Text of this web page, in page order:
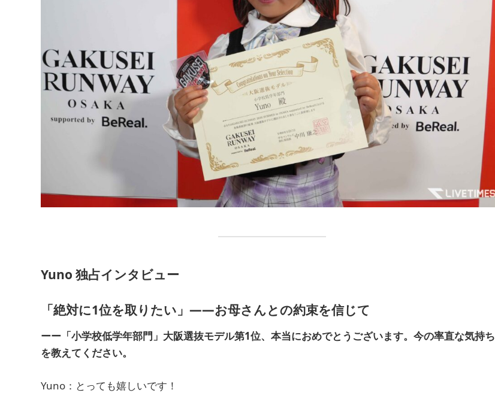
Yuno 独占インタビュー
「絶対に1位を取りたい」——お母さんとの約束を信じて
ーー「小学校低学年部門」大阪選抜モデル第1位、本当におめでとうございます。今の率直な気持ち
を教えてください。
Yuno：とっても嬉しいです！